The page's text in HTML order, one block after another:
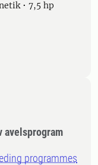
• 7,5 hp
avelsprogram
programmes